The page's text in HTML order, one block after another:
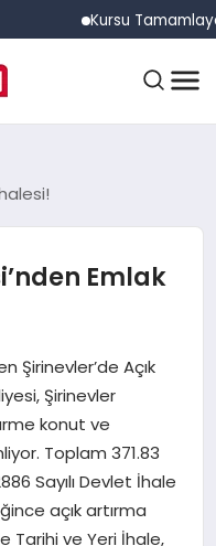
Kursu Tamamlayan
Emlak
Şirinevler’de Açık
Şirinevler
konut ve
Toplam 371.83
Sayılı Devlet İhale
açık artırma
Tarihi ve Yeri İhale,